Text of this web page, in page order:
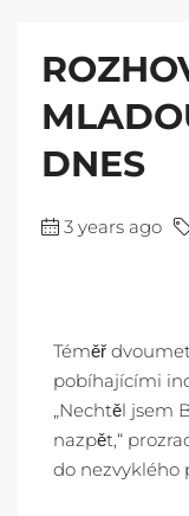
DNES
3 years ago
Téměř
pobíhajícími
„Nechtěl jsem
nazpět,“
do nezvyklého